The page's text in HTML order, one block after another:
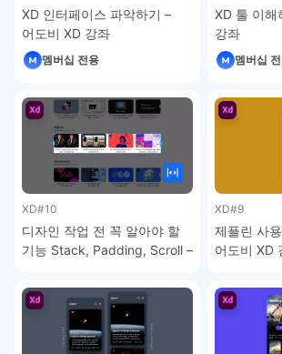
XD 인터페이스 파악하기 –
어도비 XD 강좌
멤버십 전용
XD 툴 이해
강좌
멤버십
XD#10
디자인 작업 전 꼭 알아야 할
기능 Stack, Padding, Scroll –
XD#9
제플린 사
어도비 XD